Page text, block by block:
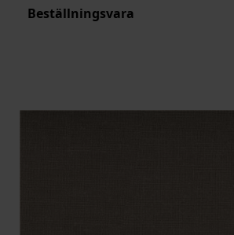
Beställningsvara